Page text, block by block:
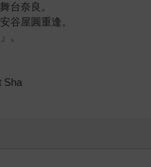
台奈良。
谷屋圓重逢。
。
Sha